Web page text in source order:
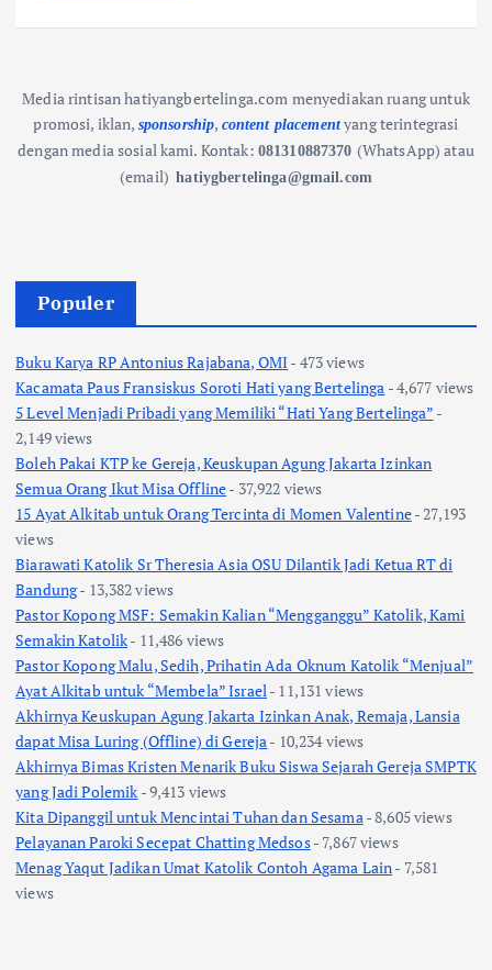
Media rintisan hatiyangbertelinga.com menyediakan ruang untuk
promosi, iklan, sponsorship, content placementyang terintegrasi
dengan media sosial kami. Kontak: 081310887370 (WhatsApp) atau
(email)hatiygbertelinga@gmail.com
Populer
Buku Karya RP Antonius Rajabana, OMI- 473 views
Kacamata Paus Fransiskus Soroti Hati yang Bertelinga - 4,677 views
5 Level Menjadi Pribadi yang Memiliki “Hati Yang Bertelinga” -
2,149 views
Boleh Pakai KTP ke Gereja, Keuskupan Agung Jakarta Izinkan
Semua Orang Ikut Misa Offline- 37,922 views
15 Ayat Alkitab untuk Orang Tercinta di Momen Valentine- 27,193
views
Biarawati Katolik Sr Theresia Asia OSU Dilantik Jadi Ketua RT di
Bandung- 13,382 views
Pastor Kopong MSF: Semakin Kalian “Mengganggu” Katolik, Kami
Semakin Katolik- 11,486 views
Pastor Kopong Malu, Sedih, Prihatin Ada Oknum Katolik “Menjual”
Ayat Alkitab untuk “Membela” Israel - 11,131 views
Akhirnya Keuskupan Agung Jakarta Izinkan Anak, Remaja, Lansia
dapat Misa Luring (Offline) di Gereja - 10,234 views
Akhirnya Bimas Kristen Menarik Buku Siswa Sejarah Gereja SMPTK
yang Jadi Polemik - 9,413 views
Kita Dipanggil untuk Mencintai Tuhan dan Sesama - 8,605 views
Pelayanan Paroki Secepat Chatting Medsos- 7,867 views
Menag Yaqut Jadikan Umat Katolik Contoh Agama Lain- 7,581
views